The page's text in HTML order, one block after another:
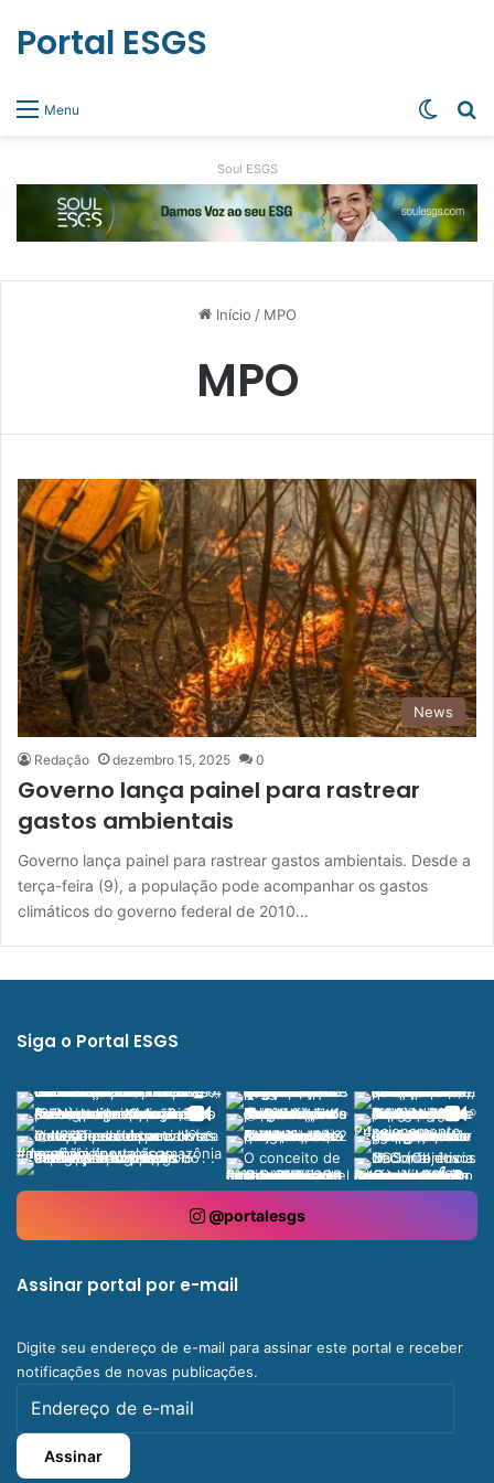
Menu
Portal ESGS
Soul ESGS
Início / MPO
MPO
News
Redação dezembro 15, 2025 0
Governo lança painel para rastrear
gastos ambientais
Governo lança painel para rastrear gastos ambientais. Desde a
terça-feira (9), a população pode acompanhar os gastos
climáticos do governo federal de 2010…
Siga o Portal ESGS
@portalesgs
Assinar portal por e-mail
Digite seu endereço de e-mail para assinar este portal e receber
notificações de novas publicações.
de
e-
mail
Assinar